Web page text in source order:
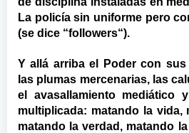
La policía sin uniforme pero
(se dice “followers“).
Y allá arriba el Poder con
las plumas mercenarias, las
el avasallamiento mediático
multiplicada: matando la vida,
matando la verdad, matando